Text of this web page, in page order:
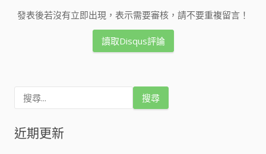
發表後若沒有立即出現，表示需要審核，請不要重複留言！
讀取Disqus評論
字
近期更新